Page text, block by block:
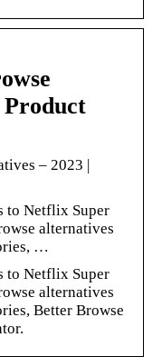
Product
– 2023 |
to Netflix Super
alternatives
…
to Netflix Super
alternatives
Better Browse